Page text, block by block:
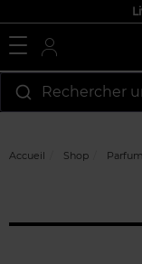
Rechercher
Accueil Shop